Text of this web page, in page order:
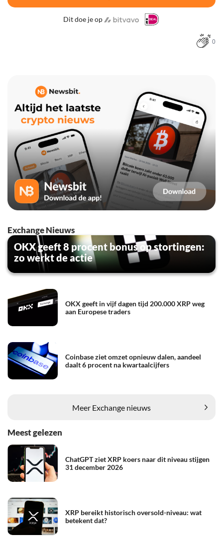
Dit doe je op
0
Exchange Nieuws
OKX geeft 8 procent bonus op stortingen:
zo werkt de actie
OKX geeft in vijf dagen tijd 200.000 XRP weg
aan Europese traders
Coinbase ziet omzet opnieuw dalen, aandeel
daalt 6 procent na kwartaalcijfers
Meer Exchange nieuws
Meest gelezen
ChatGPT ziet XRP koers naar dit niveau stijgen
31 december 2026
XRP bereikt historisch oversold-niveau: wat
betekent dat?